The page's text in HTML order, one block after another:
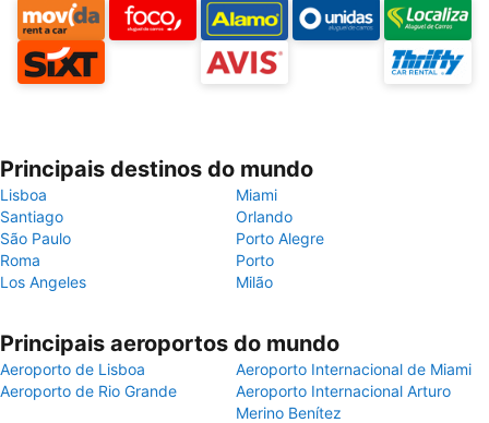
Principais destinos do mundo
Lisboa
Miami
Santiago
Orlando
São Paulo
Porto Alegre
Roma
Porto
Los Angeles
Milão
Principais aeroportos do mundo
Aeroporto de Lisboa
Aeroporto Internacional de Miami
Aeroporto de Rio Grande
Aeroporto Internacional Arturo
Merino Benítez